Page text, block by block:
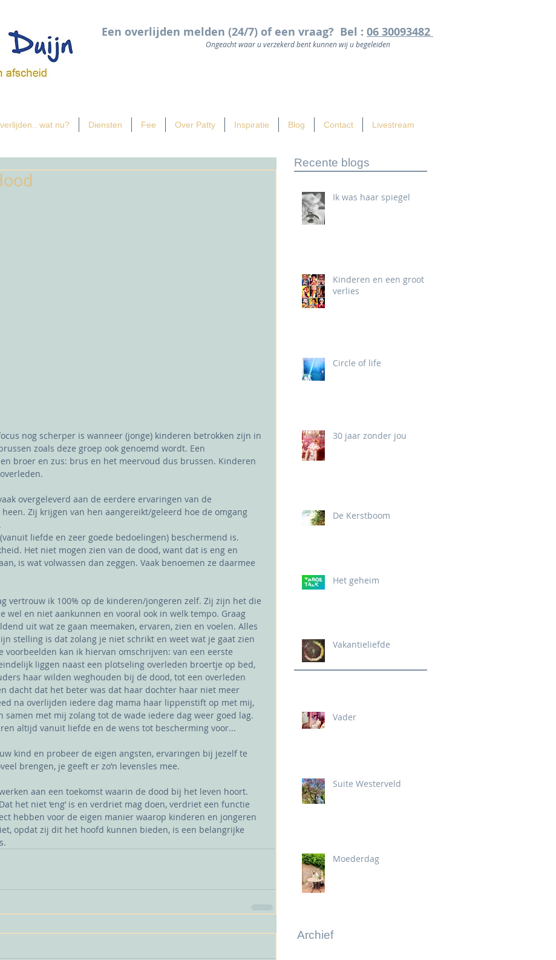
Een overlijden melden (24/7) of een vraag? Bel : 06 30093482
Ongeacht waar u verzekerd bent kunnen wij u begeleiden
wat nu? Diensten Fee Over Patty Inspiratie Blog Contact Livestream
nog scherper is wanneer (jonge) kinderen betrokken zijn in
zoals deze groep ook genoemd wordt. Een
broer en zus: brus en het meervoud dus brussen. Kinderen
overgeleverd aan de eerdere ervaringen van de
Zij krijgen van hen aangereikt/geleerd hoe de omgang
liefde en zeer goede bedoelingen) beschermend is.
Het niet mogen zien van de dood, want dat is eng en
is wat volwassen dan zeggen. Vaak benoemen ze daarmee
vertrouw ik 100% op de kinderen/jongeren zelf. Zij zijn het die
wel en niet aankunnen en vooral ook in welk tempo. Graag
uit wat ze gaan meemaken, ervaren, zien en voelen. Alles
stelling is dat zolang je niet schrikt en weet wat je gaat zien
voorbeelden kan ik hiervan omschrijven: van een eerste
liggen naast een plotseling overleden broertje op bed,
haar wilden weghouden bij de dood, tot een overleden
dacht dat het beter was dat haar dochter haar niet meer
na overlijden iedere dag mama haar lippenstift op met mij,
met mij zolang tot de wade iedere dag weer goed lag.
altijd vanuit liefde en de wens tot bescherming voor...
kind en probeer de eigen angsten, ervaringen bij jezelf te
brengen, je geeft er zo’n levensles mee.
aan een toekomst waarin de dood bij het leven hoort.
het niet ‘eng’ is en verdriet mag doen, verdriet een functie
hebben voor de eigen manier waarop kinderen en jongeren
opdat zij dit het hoofd kunnen bieden, is een belangrijke
Recente blogs
Ik was haar spiegel
Kinderen en een groot
verlies
Circle of life
30 jaar zonder jou
De Kerstboom
Het geheim
Vakantieliefde
Vader
Suite Westerveld
Moederdag
Archief